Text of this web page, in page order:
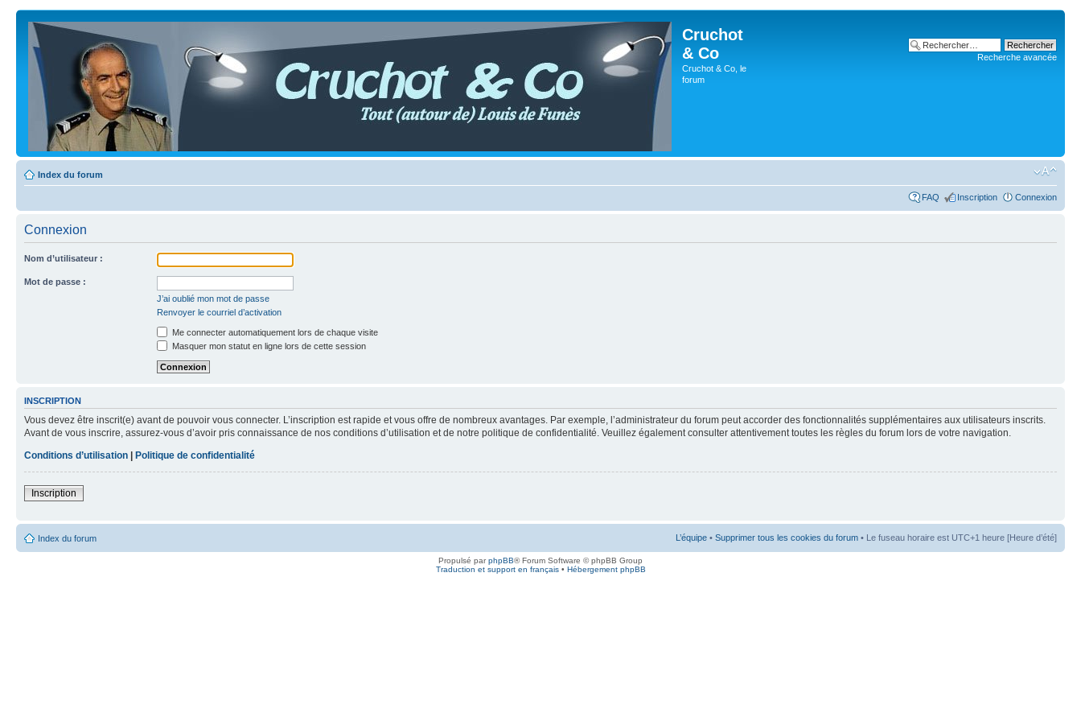
Cruchot
& Co
Cruchot & Co, le
forum
Recherche avancée
Index du forum
FAQ Inscription Connexion
Connexion
Nom d’utilisateur :
Mot de passe :
J’ai oublié mon mot de passe
Renvoyer le courriel d’activation
Me connecter automatiquement lors de chaque visite
Masquer mon statut en ligne lors de cette session
INSCRIPTION
Vous devez être inscrit(e) avant de pouvoir vous connecter. L’inscription est rapide et vous offre de nombreux avantages. Par exemple, l’administrateur du forum peut accorder des fonctionnalités supplémentaires aux utilisateurs inscrits.
Avant de vous inscrire, assurez-vous d’avoir pris connaissance de nos conditions d’utilisation et de notre politique de confidentialité. Veuillez également consulter attentivement toutes les règles du forum lors de votre navigation.
Conditions d’utilisation | Politique de confidentialité
Inscription
Index du forum L’équipe • Supprimer tous les cookies du forum • Le fuseau horaire est UTC+1 heure [Heure d’été]
Propulsé parphpBB® Forum Software © phpBB Group
Traduction et support en français• Hébergement phpBB